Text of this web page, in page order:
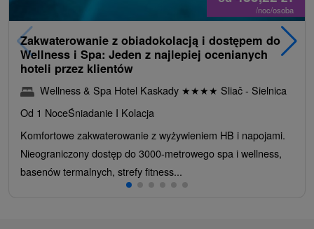
/noc/osoba
Zakwaterowanie z obiadokolacją i dostępem do
Wellness i Spa: Jeden z najlepiej ocenianych
hoteli przez klientów
Wellness & Spa Hotel Kaskady ★★★★ Sliač - Sielnica
Od 1 NoceŚniadanie I Kolacja
Komfortowe zakwaterowanie z wyżywieniem HB i napojami.
Nieograniczony dostęp do 3000-metrowego spa i wellness,
basenów termalnych, strefy fitness...